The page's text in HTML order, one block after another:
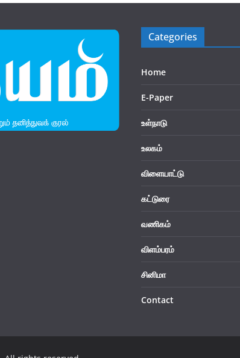
Categories
Home
E-Paper
உள்நாடு
உலகம்
விளையாட்டு
கட்டுரை
வணிகம்
விளம்பரம்
சினிமா
Contact